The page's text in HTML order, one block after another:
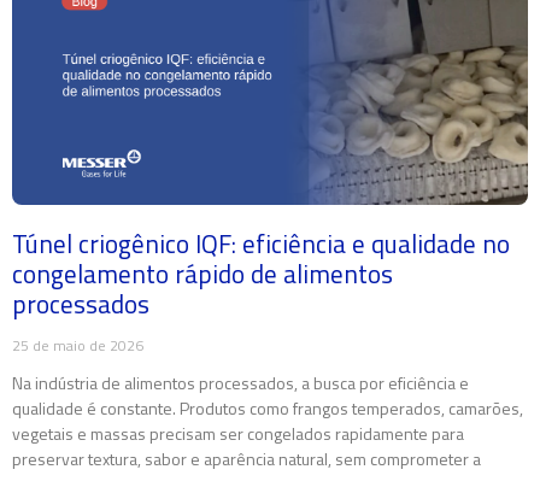
Túnel criogênico IQF: eficiência e qualidade no
congelamento rápido de alimentos
processados
25 de maio de 2026
Na indústria de alimentos processados, a busca por eficiência e
qualidade é constante. Produtos como frangos temperados, camarões,
vegetais e massas precisam ser congelados rapidamente para
preservar textura, sabor e aparência natural, sem comprometer a